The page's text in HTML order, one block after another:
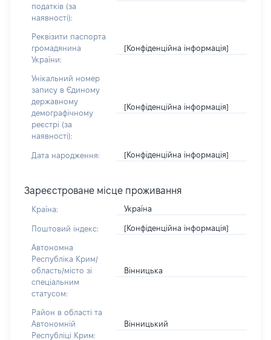
податків (за
наявності):
Реквізити паспорта
громадянина
України:
[Конфіденційна інформація]
Унікальний номер
запису в Єдиному
державному
демографічному
реєстрі (за
наявності):
[Конфіденційна інформація]
Дата народження: [Конфіденційна інформація]
Зареєстроване місце проживання
Країна: Україна
Поштовий індекс: [Конфіденційна інформація]
Автономна
Республіка Крим/
область/місто зі
спеціальним
статусом:
Вінницька
Район в області та
Автономній
Республіці Крим:
Вінницький